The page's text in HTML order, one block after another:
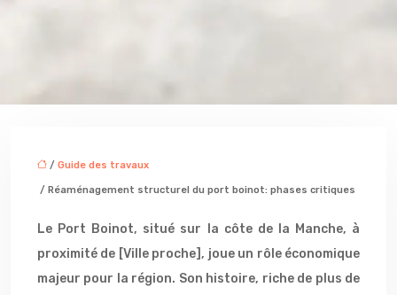
/ Guide des travaux
/ Réaménagement structurel du port boinot: phases critiques
Le Port Boinot, situé sur la côte de la Manche, à
proximité de [Ville proche], joue un rôle économique
majeur pour la région. Son histoire, riche de plus de